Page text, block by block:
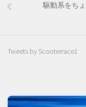
駆動系をち
Tweets by Scooterrace1